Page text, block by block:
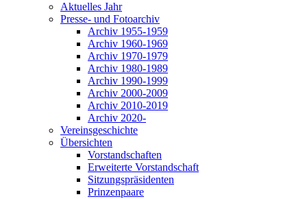
Aktuelles Jahr
Presse- und Fotoarchiv
Archiv 1955-1959
Archiv 1960-1969
Archiv 1970-1979
Archiv 1980-1989
Archiv 1990-1999
Archiv 2000-2009
Archiv 2010-2019
Archiv 2020-
Vereinsgeschichte
Übersichten
Vorstandschaften
Erweiterte Vorstandschaft
Sitzungspräsidenten
Prinzenpaare